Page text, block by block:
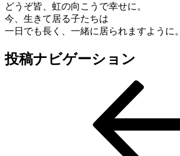
どうぞ皆、虹の向こうで幸せに。
今、生きて居る子たちは
一日でも長く、一緒に居られますように。
投稿ナビゲーション